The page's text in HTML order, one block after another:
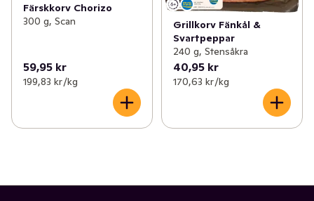
Färskkorv Chorizo
300 g, Scan
59,95 kr
199,83 kr /kg
Grillkorv Fänkål &
Svartpeppar
240 g, Stensåkra
40,95 kr
170,63 kr /kg